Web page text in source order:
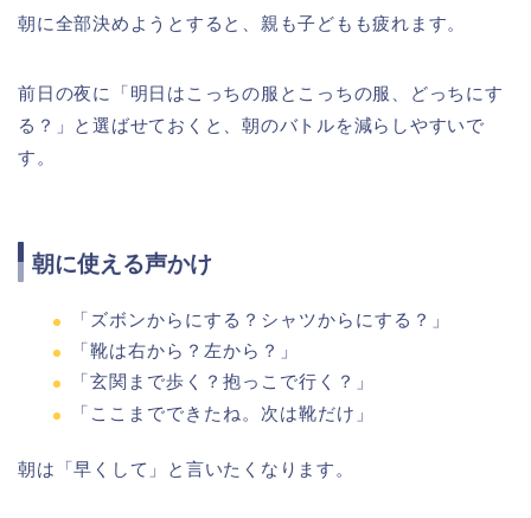
朝に全部決めようとすると、親も子どもも疲れます。
前日の夜に「明日はこっちの服とこっちの服、どっちにす
る？」と選ばせておくと、朝のバトルを減らしやすいで
す。
朝に使える声かけ
「ズボンからにする？シャツからにする？」
「靴は右から？左から？」
「玄関まで歩く？抱っこで行く？」
「ここまでできたね。次は靴だけ」
朝は「早くして」と言いたくなります。